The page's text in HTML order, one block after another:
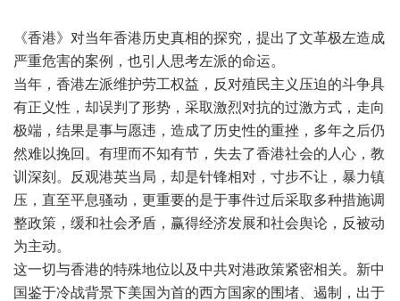
《香港》对当年香港历史真相的探究，提出了文革极左造成
严重危害的案例，也引人思考左派的命运。
当年，香港左派维护劳工权益，反对殖民主义压迫的斗争具
有正义性，却误判了形势，采取激烈对抗的过激方式，走向
极端，结果是事与愿违，造成了历史性的重挫，多年之后仍
然难以挽回。有理而不知有节，失去了香港社会的人心，教
训深刻。反观港英当局，却是针锋相对，寸步不让，暴力镇
压，直至平息骚动，更重要的是于事件过后采取多种措施调
整政策，缓和社会矛盾，赢得经济发展和社会舆论，反被动
为主动。
这一切与香港的特殊地位以及中共对港政策紧密相关。新中
国鉴于冷战背景下美国为首的西方国家的围堵、遏制，出于